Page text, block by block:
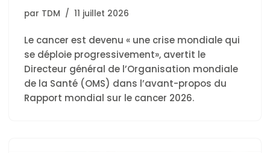
par TDM 11 juillet 2026
Le cancer est devenu « une crise mondiale qui
se déploie progressivement», avertit le
Directeur général de l’Organisation mondiale
de la Santé (OMS) dans l’avant-propos du
Rapport mondial sur le cancer 2026.